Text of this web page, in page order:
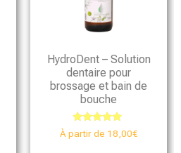
HydroDent – Solution
dentaire pour
brossage et bain de
bouche
Note
4.75
À partir de 18,00€